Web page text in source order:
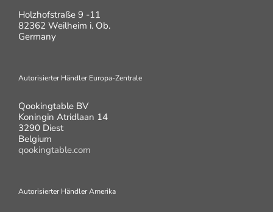
Holzhofstraße 9 -11
82362 Weilheim i. Ob.
Germany
Autorisierter Händler Europa-Zentrale
Qookingtable BV
Koningin Atridlaan 14
3290 Diest
Belgium
qookingtable.com
Autorisierter Händler Amerika